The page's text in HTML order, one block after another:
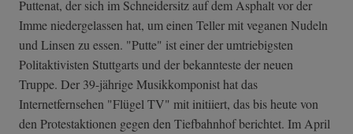
Puttenat, der sich im Schneidersitz auf dem Asphalt vor der
Imme niedergelassen hat, um einen Teller mit veganen Nudeln
und Linsen zu essen. "Putte" ist einer der umtriebigsten
Politaktivisten Stuttgarts und der bekannteste der neuen
Truppe. Der 39-jährige Musikkomponist hat das
Internetfernsehen "Flügel TV" mit initiiert, das bis heute von
den Protestaktionen gegen den Tiefbahnhof berichtet. Im April